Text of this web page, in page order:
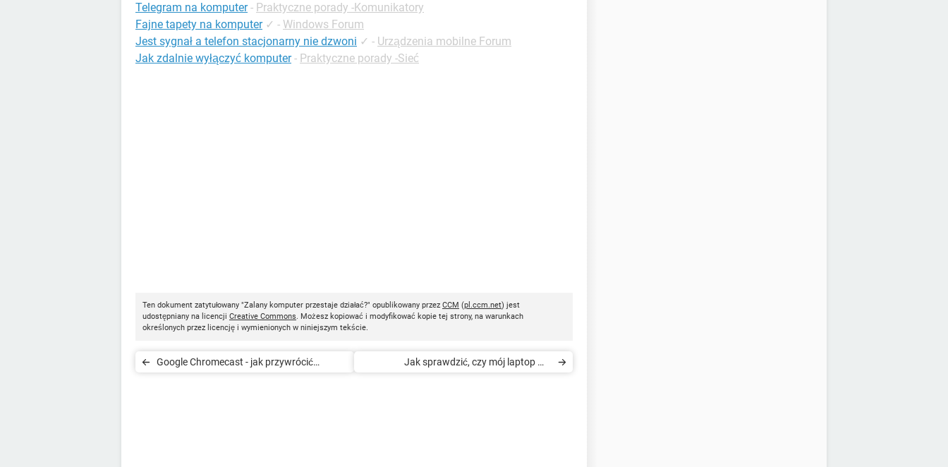
Telegram na komputer - Praktyczne porady -Komunikatory
Fajne tapety na komputer ✓ - Windows Forum
Jest sygnał a telefon stacjonarny nie dzwoni ✓ - Urządzenia mobilne Forum
Jak zdalnie wyłączyć komputer - Praktyczne porady -Sieć
Ten dokument zatytułowany "Zalany komputer przestaje działać?" opublikowany przez CCM (pl.ccm.net) jest
udostępniany na licencji Creative Commons. Możesz kopiować i modyfikować kopie tej strony, na warunkach
określonych przez licencję i wymienionych w niniejszym tekście.
Google Chromecast - jak przywrócić
Jak sprawdzić, czy mój laptop ma